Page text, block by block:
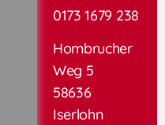
0173 1679 238
Hombrucher
Weg 5
58636
Iserlohn